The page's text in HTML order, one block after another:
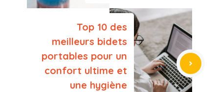
Top 10 des
meilleurs bidets
portables pour un
confort ultime et
une hygiène